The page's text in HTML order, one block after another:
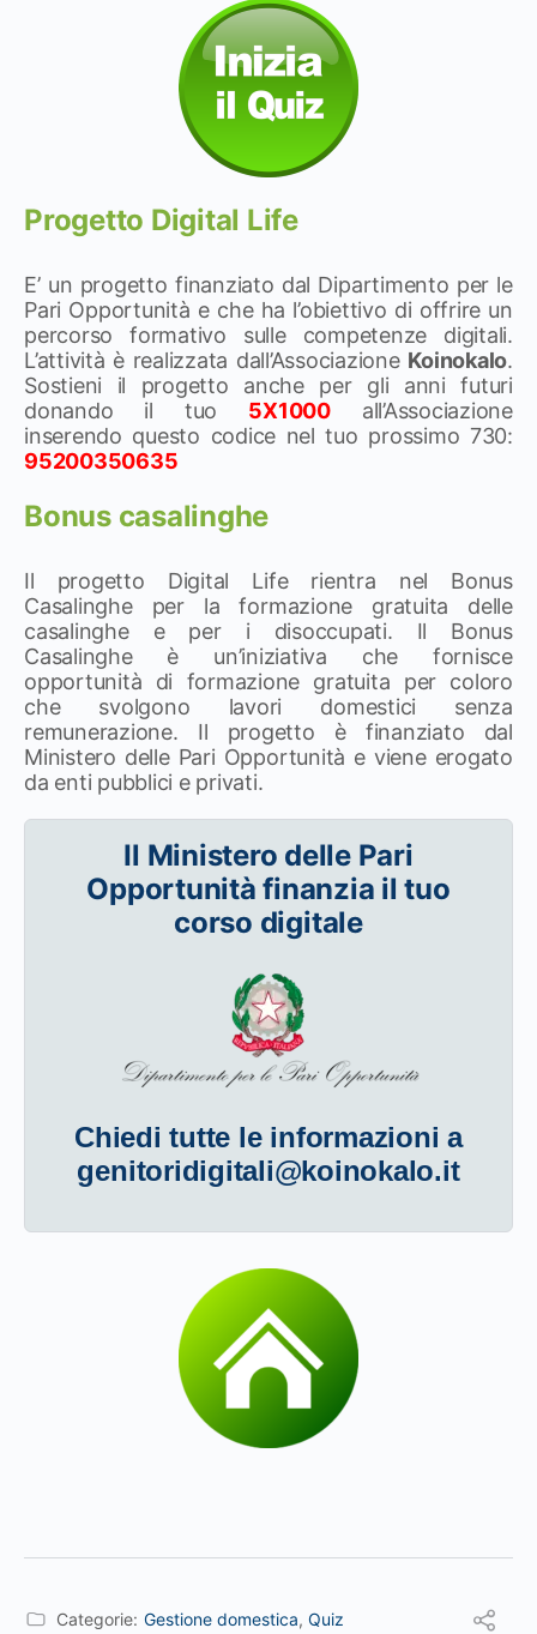
Progetto Digital Life
E’ un progetto finanziato dal Dipartimento per le
Pari Opportunità e che ha l’obiettivo di offrire un
percorso formativo sulle competenze digitali.
L’attività è realizzata dall’Associazione Koinokalo.
Sostieni il progetto anche per gli anni futuri
donando il tuo 5X1000
all’Associazione
inserendo questo codice nel tuo prossimo 730:
95200350635
Bonus casalinghe
Il progetto Digital Life rientra nel Bonus
Casalinghe per la formazione gratuita delle
casalinghe e per i disoccupati. Il Bonus
Casalinghe è un’iniziativa che fornisce
opportunità di formazione gratuita per coloro
che svolgono lavori domestici senza
remunerazione. Il progetto è finanziato dal
Ministero delle Pari Opportunità e viene erogato
da enti pubblici e privati.
Il Ministero delle Pari
Opportunità finanzia il tuo
corso digitale
Chiedi tutte le informazioni a
genitoridigitali@koinokalo.it
Categorie: Gestione domestica, Quiz